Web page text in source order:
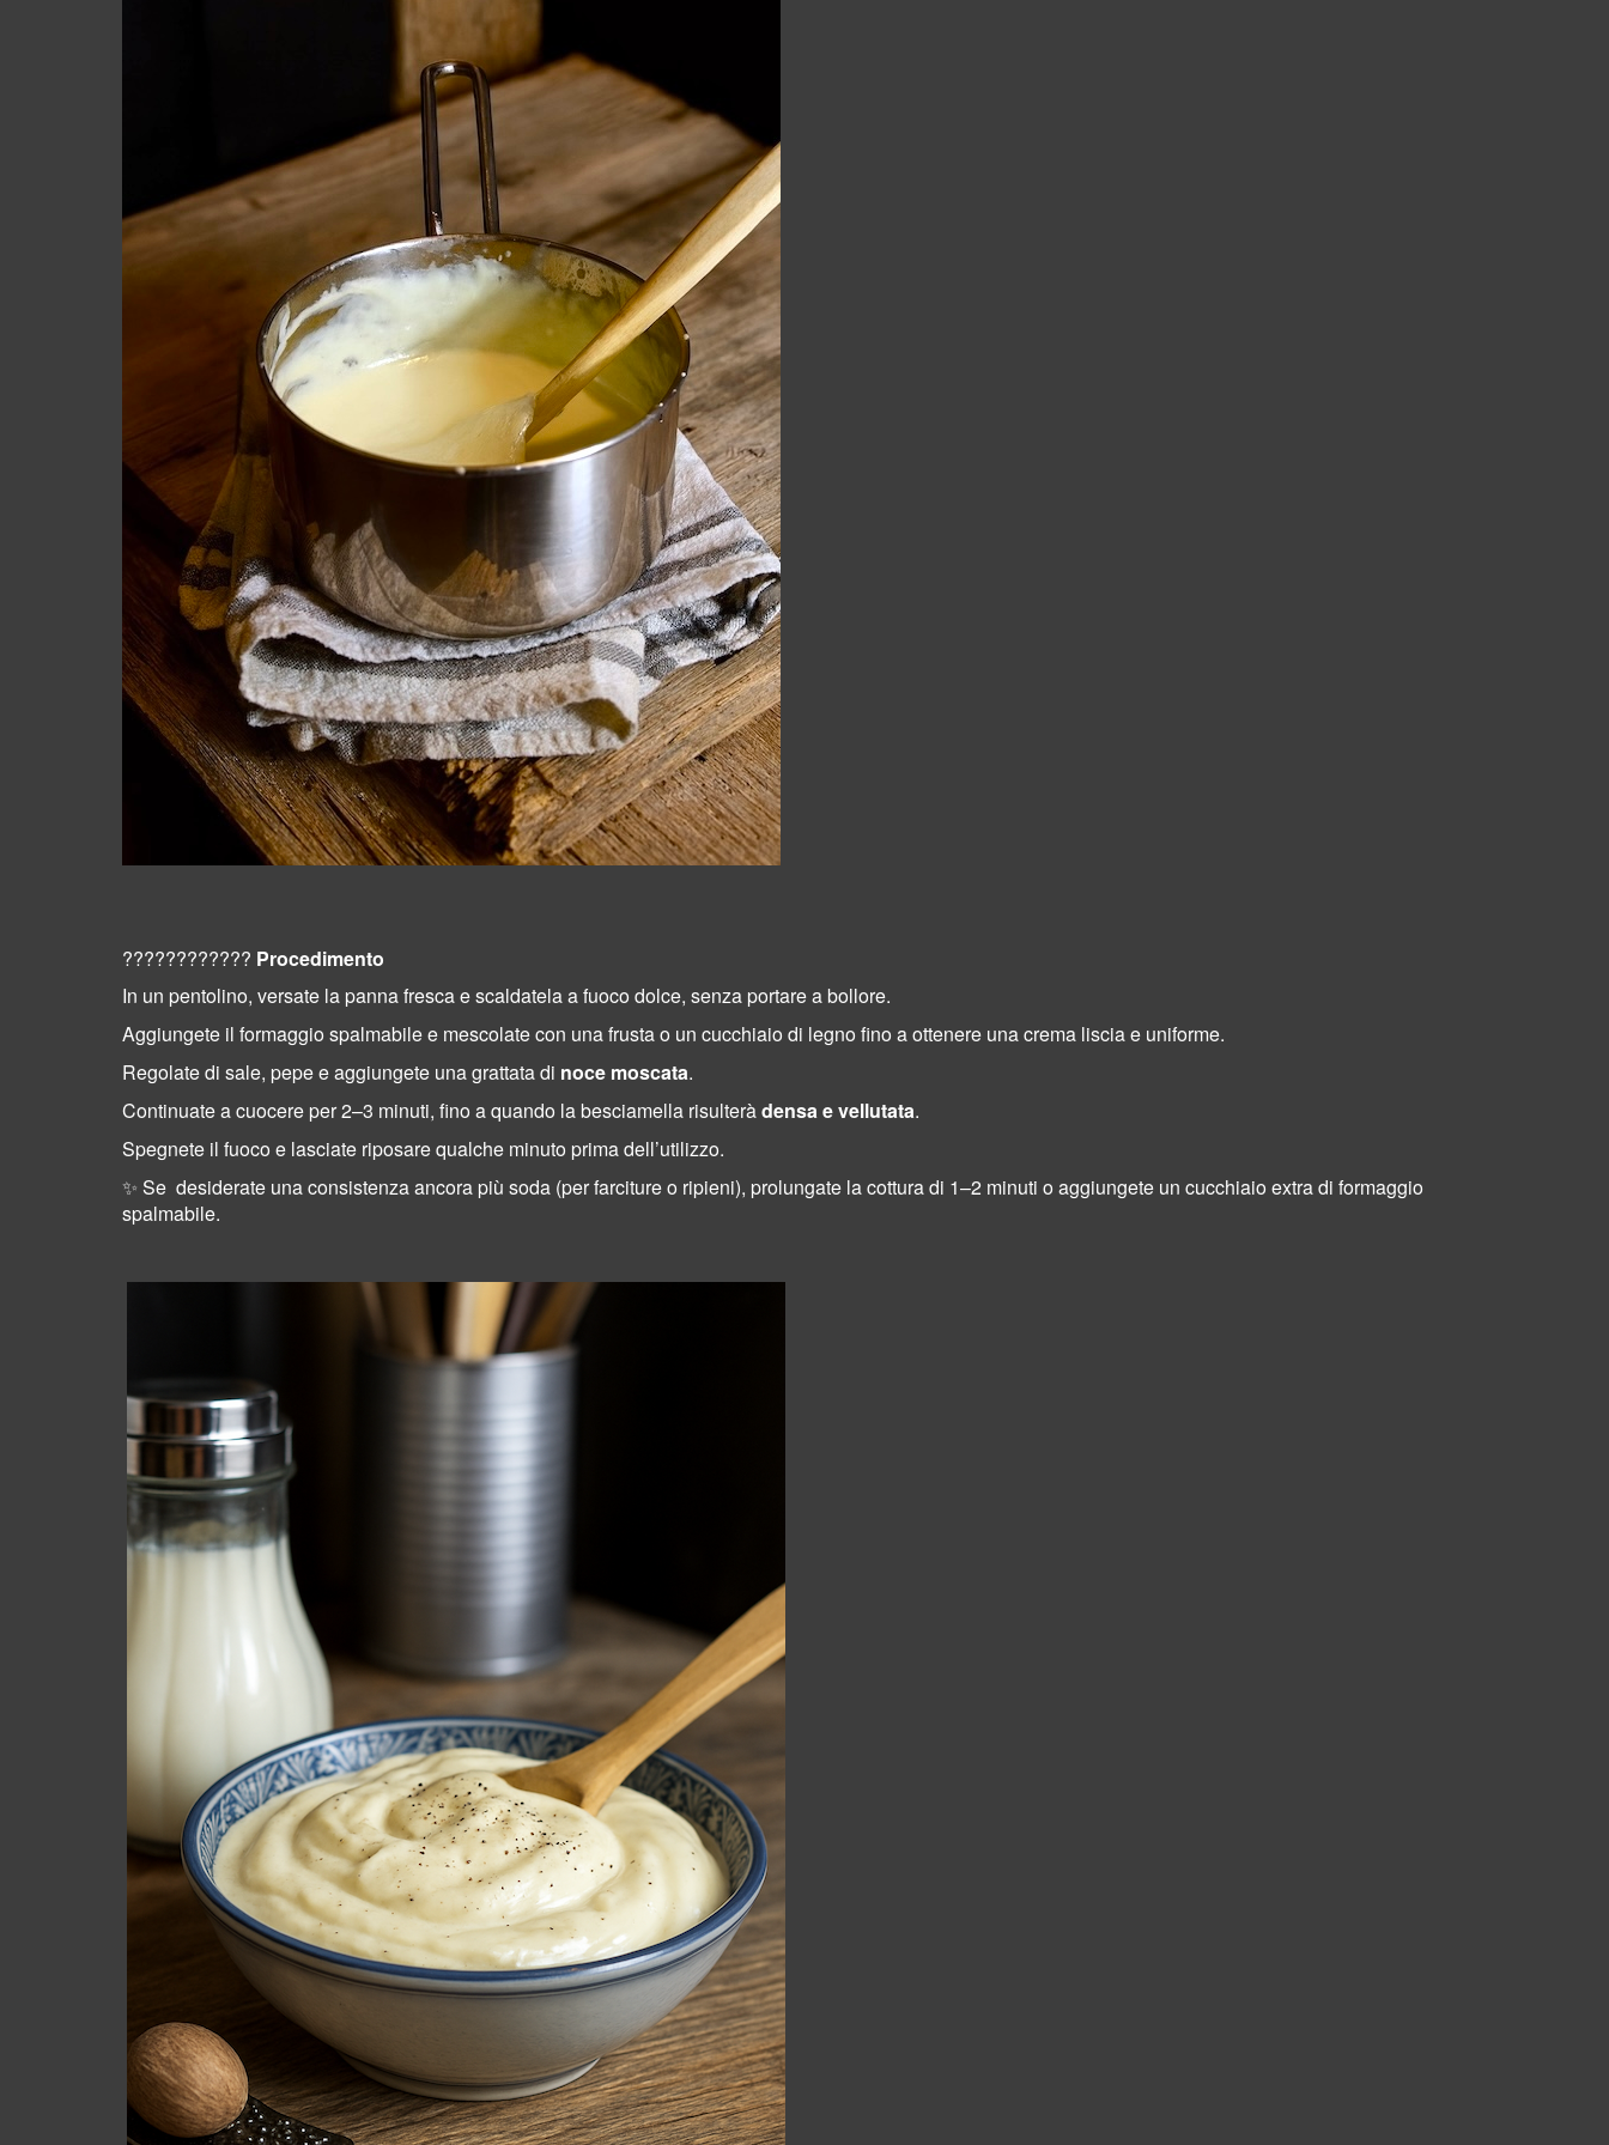
????????‍???? Procedimento
In un pentolino, versate la panna fresca e scaldatela a fuoco dolce, senza portare a bollore.
Aggiungete il formaggio spalmabile e mescolate con una frusta o un cucchiaio di legno fino a ottenere una crema liscia e uniforme.
Regolate di sale, pepe e aggiungete una grattata di noce moscata.
Continuate a cuocere per 2–3 minuti, fino a quando la besciamella risulteràdensa e vellutata.
Spegnete il fuoco e lasciate riposare qualche minuto prima dell’utilizzo.
✨ Se desiderate una consistenza ancora più soda (per farciture o ripieni), prolungate la cottura di 1–2 minuti o aggiungete un cucchiaio extra di formaggio
spalmabile.